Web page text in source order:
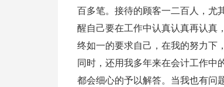
百多笔。接待的顾客一二百人，尤
醒自己要在工作中认真认真再认真
终如一的要求自己，在我的努力下
同时，还用我多年来在会计工作中
都会细心的予以解答。当我也有问